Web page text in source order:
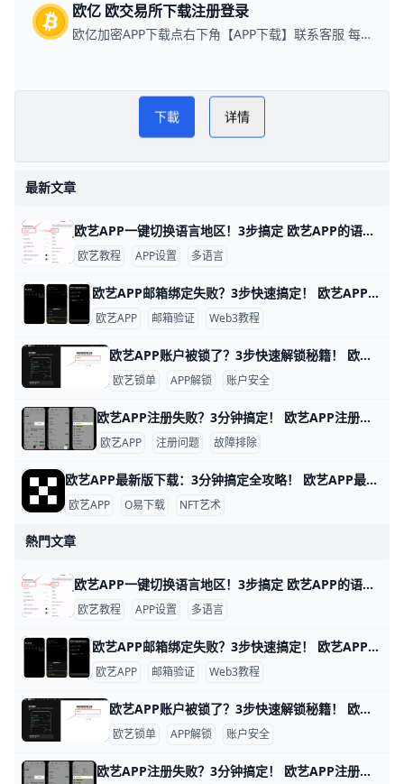
欧亿 欧交易所下载注册登录
欧亿加密APP下载点右下角【APP下载】联系客服 每日更新可用链接
欧逸管家交易所网PLAY NOW
欧逸下载教程
下載 详情
最新文章
欧艺APP一键切换语言地区！3步搞定 欧艺APP的语言和地区切换非常简单，只需几步就能搞定，让你用母语界面更舒服。举个例子，如果你手机是英文版，想改成简体中文，整个过程不到1分钟。
欧艺教程 APP设置 多语言
欧艺APP邮箱绑定失败？3步快速搞定！ 欧艺APP无法绑定邮箱是很多用户遇到的常见问题，通常因为网络限制、邮箱服务商屏蔽或APP缓存问题导致。好消息是，通过简单步骤就能解决。下面我们一步步来试试。
欧艺APP 邮箱验证 Web3教程
欧艺APP账户被锁了？3步快速解锁秘籍！ 欧艺APP账户被锁定很常见，通常是因为身份验证没完成、异常登录或风控检查。比如，用户小李发现登录时提示“账户临时冻结”，这是平台为安全检测的正常反应。根据欧艺官方数据，80%的锁定案例通过简单验证就能解锁。
欧艺锁单 APP解锁 账户安全
欧艺APP注册失败？3分钟搞定！ 欧艺APP注册不了？别担心，很多用户都遇到过这个问题。通常原因是网络不稳、验证码没收到，或者APP版本太旧。下面一步步教你解决，跟着做就能行。
欧艺APP 注册问题 故障排除
欧艺APP最新版下载：3分钟搞定全攻略！ 欧艺APP最新版下载全指南 想下载欧艺APP最新版吗？它属于O易歐yi生态的艺术类应用，现在最新版是v6.135.1（安卓）或App Store对应iOS版，2026年更新支持更多NFT艺术浏览和交易功能。
欧艺APP O易下载 NFT艺术
熱門文章
欧艺APP一键切换语言地区！3步搞定 欧艺APP的语言和地区切换非常简单，只需几步就能搞定，让你用母语界面更舒服。举个例子，如果你手机是英文版，想改成简体中文，整个过程不到1分钟。
欧艺教程 APP设置 多语言
欧艺APP邮箱绑定失败？3步快速搞定！ 欧艺APP无法绑定邮箱是很多用户遇到的常见问题，通常因为网络限制、邮箱服务商屏蔽或APP缓存问题导致。好消息是，通过简单步骤就能解决。下面我们一步步来试试。
欧艺APP 邮箱验证 Web3教程
欧艺APP账户被锁了？3步快速解锁秘籍！ 欧艺APP账户被锁定很常见，通常是因为身份验证没完成、异常登录或风控检查。比如，用户小李发现登录时提示“账户临时冻结”，这是平台为安全检测的正常反应。根据欧艺官方数据，80%的锁定案例通过简单验证就能解锁。
欧艺锁单 APP解锁 账户安全
欧艺APP注册失败？3分钟搞定！ 欧艺APP注册不了？别担心，很多用户都遇到过这个问题。通常原因是网络不稳、验证码没收到，或者APP版本太旧。下面一步步教你解决，跟着做就能行。